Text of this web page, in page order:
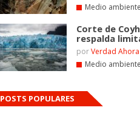
Medio ambiente
Corte de
respalda
porVerdad Ahora
Medio ambiente
POSTS POPULARES